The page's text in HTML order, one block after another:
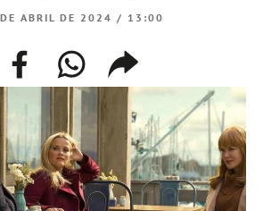
ABRIL DE 2024 / 13:00
facebookwhatsappcompartir
enlace